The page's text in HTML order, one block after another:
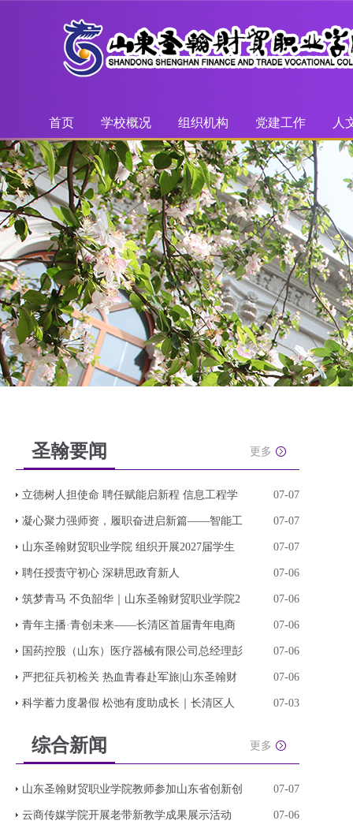
首页 学校概况 组织机构 党建工作 人
圣翰要闻 更多
立德树人担使命 聘任赋能启新程 信息工程学 07-07
凝心聚力强师资，履职奋进启新篇——智能工 07-07
山东圣翰财贸职业学院 组织开展2027届学生 07-07
聘任授责守初心 深耕思政育新人 07-06
筑梦青马 不负韶华｜山东圣翰财贸职业学院2 07-06
青年主播·青创未来——长清区首届青年电商 07-06
国药控股（山东）医疗器械有限公司总经理彭 07-06
严把征兵初检关 热血青春赴军旅|山东圣翰财 07-06
科学蓄力度暑假 松弛有度助成长｜长清区人 07-03
综合新闻 更多
山东圣翰财贸职业学院教师参加山东省创新创 07-07
云商传媒学院开展老带新教学成果展示活动 07-06